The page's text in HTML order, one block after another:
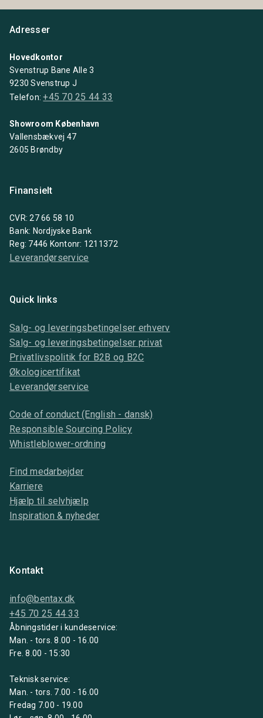
Adresser
Hovedkontor
Svenstrup Bane Alle 3
9230 Svenstrup J
Telefon:+45 70 25 44 33
Showroom København
Vallensbækvej 47
2605 Brøndby
Finansielt
CVR: 27 66 58 10
Bank: Nordjyske Bank
Reg: 7446 Kontonr: 1211372
Leverandørservice
Quick links
Salg- og leveringsbetingelser erhverv
Salg- og leveringsbetingelser privat
Privatlivspolitik for B2B og B2C
Økologicertifikat
Leverandørservice
Code of conduct (English - dansk)
Responsible Sourcing Policy
Whistleblower-ordning
Find medarbejder
Karriere
Hjælp til selvhjælp
Inspiration & nyheder
Kontakt
info@bentax.dk
+45 70 25 44 33
Åbningstider i kundeservice:
Man. - tors. 8.00 - 16.00
Fre. 8.00 - 15:30
Teknisk service:
Man. - tors. 7.00 - 16.00
Fredag 7.00 - 19.00